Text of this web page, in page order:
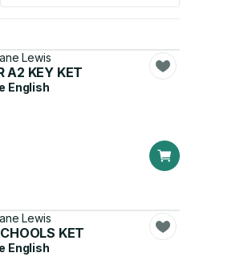
Lewis
A2 KEY KET
English
Lewis
KET
English